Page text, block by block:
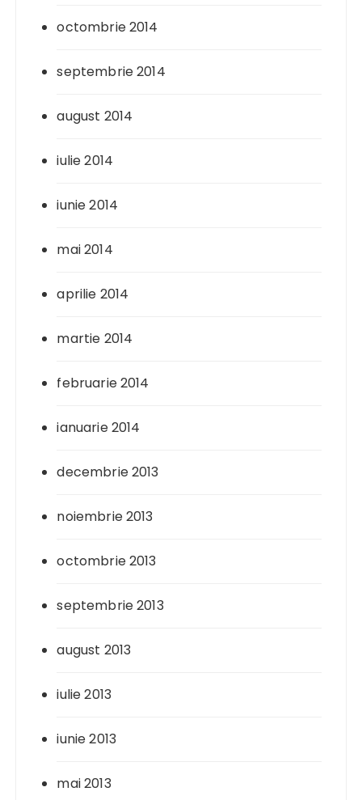
octombrie 2014
septembrie 2014
august 2014
iulie 2014
iunie 2014
mai 2014
aprilie 2014
martie 2014
februarie 2014
ianuarie 2014
decembrie 2013
noiembrie 2013
octombrie 2013
septembrie 2013
august 2013
iulie 2013
iunie 2013
mai 2013